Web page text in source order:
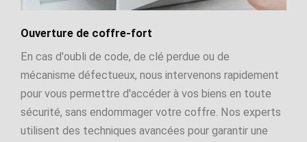
Ouverture de coffre-fort
En cas d'oubli de code, de clé perdue ou de
mécanisme défectueux, nous intervenons rapidement
pour vous permettre d'accéder à vos biens en toute
sécurité, sans endommager votre coffre. Nos experts
utilisent des techniques avancées pour garantir une